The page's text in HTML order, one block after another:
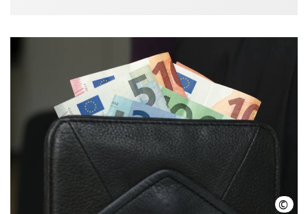
©